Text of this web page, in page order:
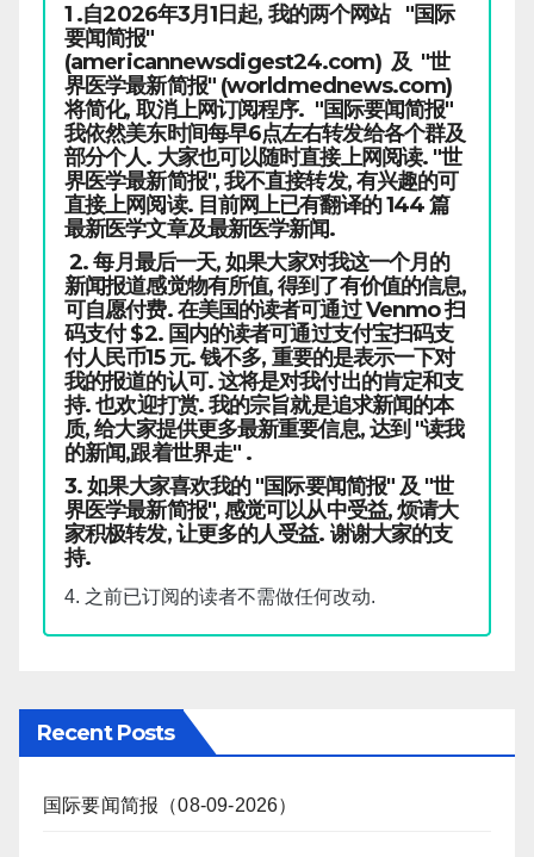
1 .自2026年3月1日起, 我的两个网站 "国际
要闻简报"
(americannewsdigest24.com) 及 "世
界医学最新简报" (worldmednews.com)
将简化, 取消上网订阅程序. "国际要闻简报"
我依然美东时间每早6点左右转发给各个群及
部分个人. 大家也可以随时直接上网阅读. "世
界医学最新简报", 我不直接转发, 有兴趣的可
直接上网阅读. 目前网上已有翻译的 144 篇
最新医学文章及最新医学新闻.
2. 每月最后一天, 如果大家对我这一个月的
新闻报道感觉物有所值, 得到了有价值的信息,
可自愿付费. 在美国的读者可通过 Venmo 扫
码支付 $2. 国内的读者可通过支付宝扫码支
付人民币15 元. 钱不多, 重要的是表示一下对
我的报道的认可. 这将是对我付出的肯定和支
持. 也欢迎打赏. 我的宗旨就是追求新闻的本
质, 给大家提供更多最新重要信息, 达到 "读我
的新闻,跟着世界走" .
3. 如果大家喜欢我的 "国际要闻简报" 及 "世
界医学最新简报", 感觉可以从中受益, 烦请大
家积极转发, 让更多的人受益. 谢谢大家的支
持.
4. 之前已订阅的读者不需做任何改动.
Recent Posts
国际要闻简报（08-09-2026）